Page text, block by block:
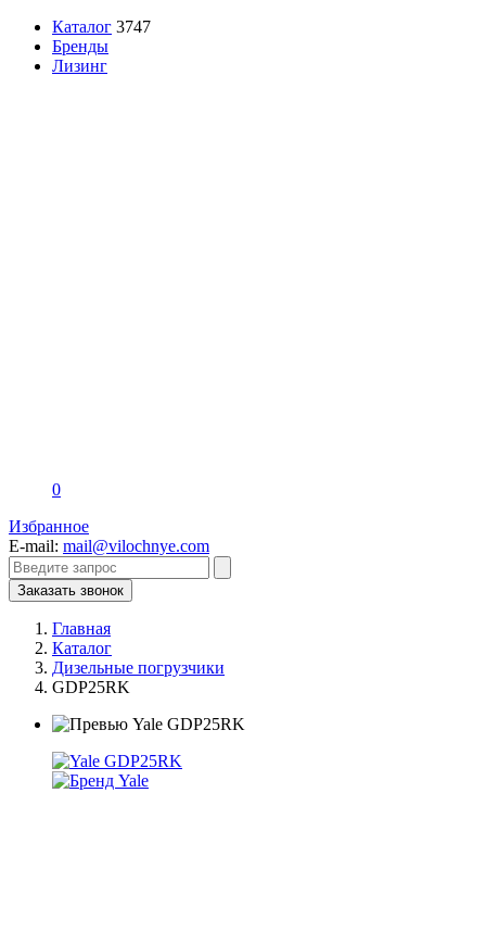
Каталог 3747
Бренды
Лизинг
0
Избранное
E-mail: mail@vilochnye.com
Заказать звонок
Главная
Каталог
Дизельные погрузчики
GDP25RK